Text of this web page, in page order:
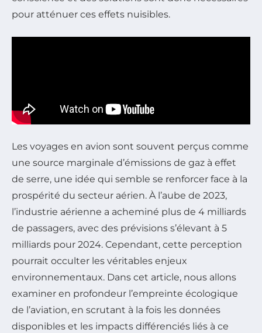
pour atténuer ces effets nuisibles.
Les voyages en avion sont souvent perçus comme
une source marginale d’émissions de gaz à effet
de serre, une idée qui semble se renforcer face à la
prospérité du secteur aérien. À l’aube de 2023,
l’industrie aérienne a acheminé plus de 4 milliards
de passagers, avec des prévisions s’élevant à 5
milliards pour 2024. Cependant, cette perception
pourrait occulter les véritables enjeux
environnementaux. Dans cet article, nous allons
examiner en profondeur l’empreinte écologique
de l’aviation, en scrutant à la fois les données
disponibles et les impacts différenciés liés à ce